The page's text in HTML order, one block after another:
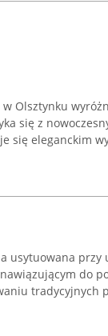
Olsztynku
się z
się eleganckim
usytuowana przy
do
tradycyjnych